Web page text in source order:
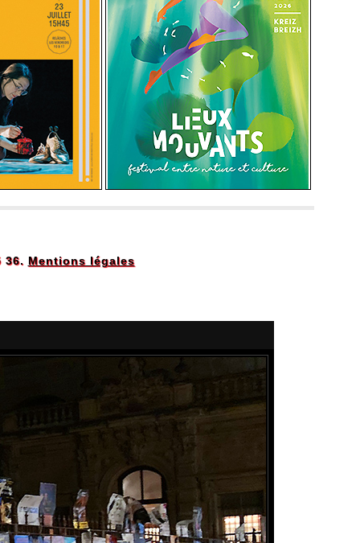
36. Mentions légales